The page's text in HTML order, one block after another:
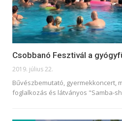
Csobbanó Fesztivál a
2019. július 22.
Bűvészbemutató, gyermekkoncert,
foglalkozás és látványos "Samba-